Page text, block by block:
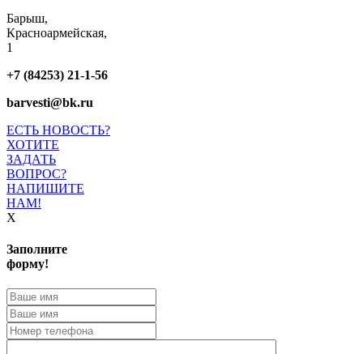
Барыш,
Красноармейская,
1
+7 (84253) 21-1-56
barvesti@bk.ru
ЕСТЬ НОВОСТЬ?
ХОТИТЕ
ЗАДАТЬ
ВОПРОС?
НАПИШИТЕ
НАМ!
X
Заполните
форму!